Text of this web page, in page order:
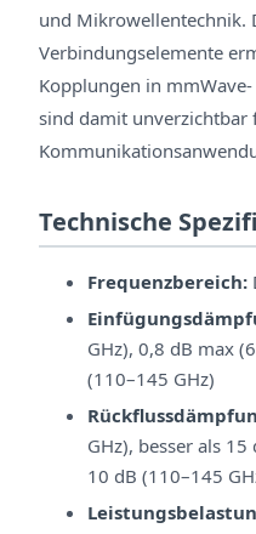
und Mikrowellentechnik.
Verbindungselemente
Kopplungen in
sind damit unverzichtbar
Technische
Frequenzbereich:
GHz), 0,8 dB max
(110–145 GHz)
GHz), besser als
10 dB (110–145